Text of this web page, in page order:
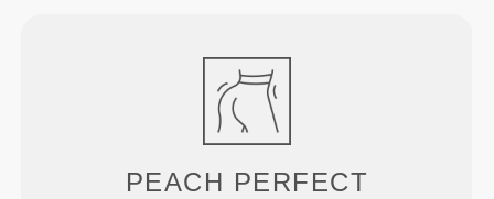
PEACH PERFECT